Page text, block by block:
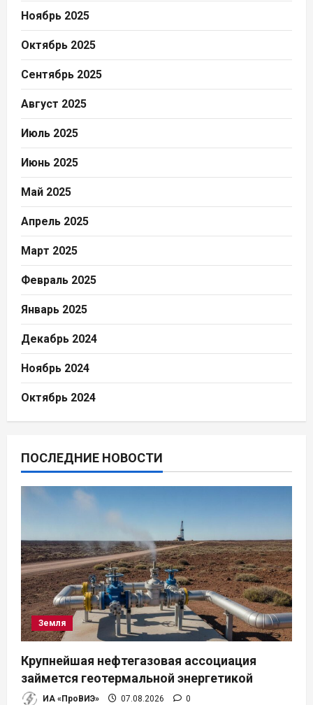
Ноябрь 2025
Октябрь 2025
Сентябрь 2025
Август 2025
Июль 2025
Июнь 2025
Май 2025
Апрель 2025
Март 2025
Февраль 2025
Январь 2025
Декабрь 2024
Ноябрь 2024
Октябрь 2024
ПОСЛЕДНИЕ НОВОСТИ
Земля
Крупнейшая нефтегазовая ассоциация
займется геотермальной энергетикой
ИА «ПроВИЭ» 07.08.2026 0